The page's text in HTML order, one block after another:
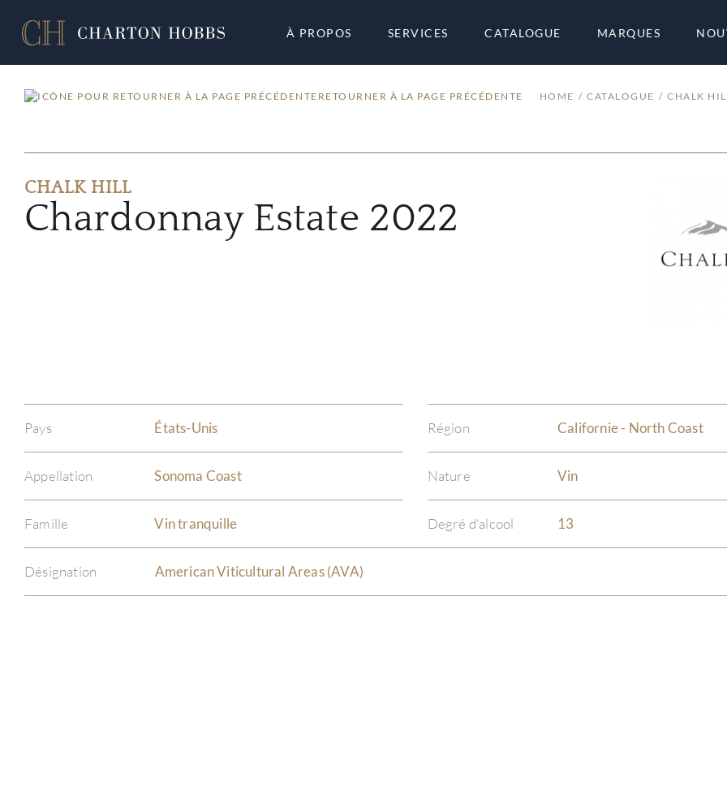
À PROPOS SERVICES CATALOGUE MARQUES
RETOURNER À LA PAGE PRÉCÉDENTE HOME CATALOGUE CHALK
CHALK HILL
Chardonnay Estate 2022
Pays États-Unis Région Californie - North Coast
Appellation Sonoma Coast Nature Vin
Famille Vin tranquille Degré d'alcool 13
Désignation American Viticultural Areas (AVA)